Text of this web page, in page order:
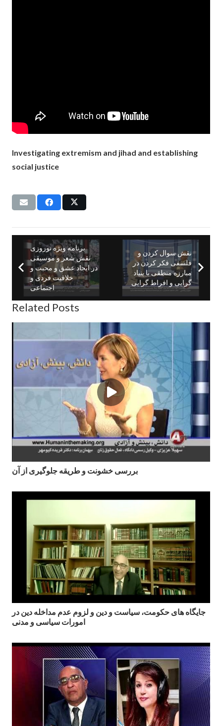
Investigating extremism and jihad and establishing
social justice
برنامه ويژه نوروزى
نقش شعر و موسيقى
در ايجاد عشق و محبت و
خلاقيت فردی و
اجتماعی
نقش سوال كردن و
فلسفى فكر كردن در
مبارزه منطقى با بنياد
گرايى و افراط گرايى
Related Posts
بررسى خشونت و طريقه جلوگیری از آن
جايگاه هاى حكومت، سياست و دين و لزوم عدم مداخله دين در
امورات سياسى و مدنی